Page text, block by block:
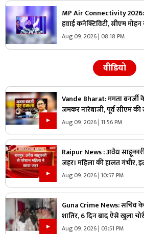
MP Air Connectivity 2026:
हवाई कनेक्टिविटी, सीएम
शुरुआत, कहा- अर्थव्यवस्था और
Aug 09, 2026 | 08:18 PM
वीडियो
Vande Bharat: ममता
जमकर नारेबाजी, पूर्व सीएम
Aug 09, 2026 | 11:56 PM
Raipur News : अवैध
जहर। महिला की हालत गंभीर,
Aug 09, 2026 | 10:57 PM
Guna Crime News: सचिव
शातिर, 6 दिन बाद ऐसे खुला
आरोपी गिरफ्तार
Aug 09, 2026 | 03:51 PM